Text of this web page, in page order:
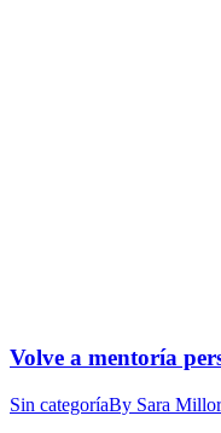
Volve a mentoría
Sin categoríaBy Sara Millor